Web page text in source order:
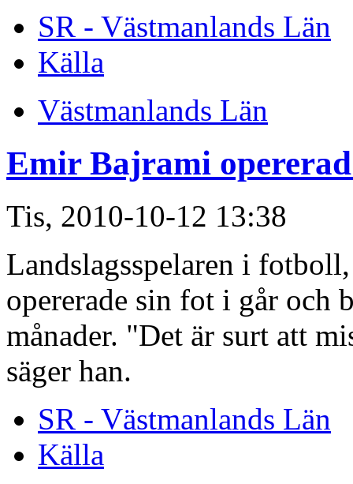
SR - Västmanlands Län
Källa
Västmanlands Län
Emir Bajrami
Tis, 2010-10-12 13:38
Landslagsspelaren i
opererade sin fot i går och
månader. "Det är surt att
säger han.
SR - Västmanlands Län
Källa